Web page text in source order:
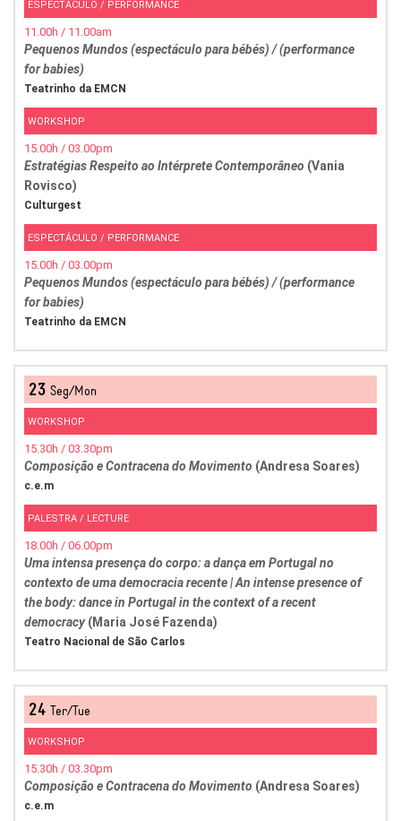
ESPECTÁCULO / PERFORMANCE
11.00h / 11.00am
Pequenos Mundos (espectáculo para bébés) / (performance
for babies)
Teatrinho da EMCN
WORKSHOP
15.00h / 03.00pm
Estratégias Respeito ao Intérprete Contemporâneo (Vania
Rovisco)
Culturgest
ESPECTÁCULO / PERFORMANCE
15.00h / 03.00pm
Pequenos Mundos (espectáculo para bébés) / (performance
for babies)
Teatrinho da EMCN
23 Seg/Mon
WORKSHOP
15.30h / 03.30pm
Composição e Contracena do Movimento (Andresa Soares)
c.e.m
PALESTRA / LECTURE
18.00h / 06.00pm
Uma intensa presença do corpo: a dança em Portugal no
contexto de uma democracia recente | An intense presence of
the body: dance in Portugal in the context of a recent
democracy(Maria José Fazenda)
Teatro Nacional de São Carlos
24 Ter/Tue
WORKSHOP
15.30h / 03.30pm
Composição e Contracena do Movimento (Andresa Soares)
c.e.m